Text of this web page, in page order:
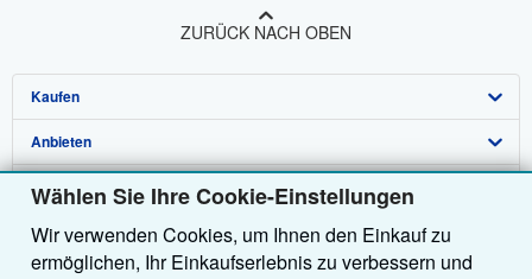
Wählen Sie Ihre Cookie-Einstellungen
Wir verwenden Cookies, um Ihnen den Einkauf zu
ermöglichen, Ihr Einkaufserlebnis zu verbessern und
ZURÜCK NACH OBEN
Kaufen
Detailsuche
Sammlungen
Nutzerkonto
Anbieten
Verkäufer werden
Partnerprogramm
Über uns
Über uns / Impressum
Hilfe